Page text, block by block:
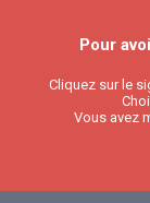
Pour
Cliquez sur le
Vous avez